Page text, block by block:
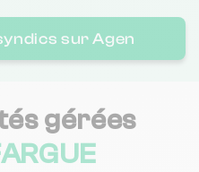
sur Agen
gérées